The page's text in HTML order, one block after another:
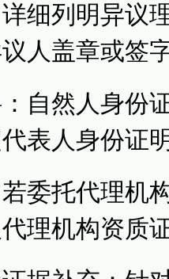
细列明异议
人盖章或签
自然人身份
表人身份证
委托代理机
理机构资质